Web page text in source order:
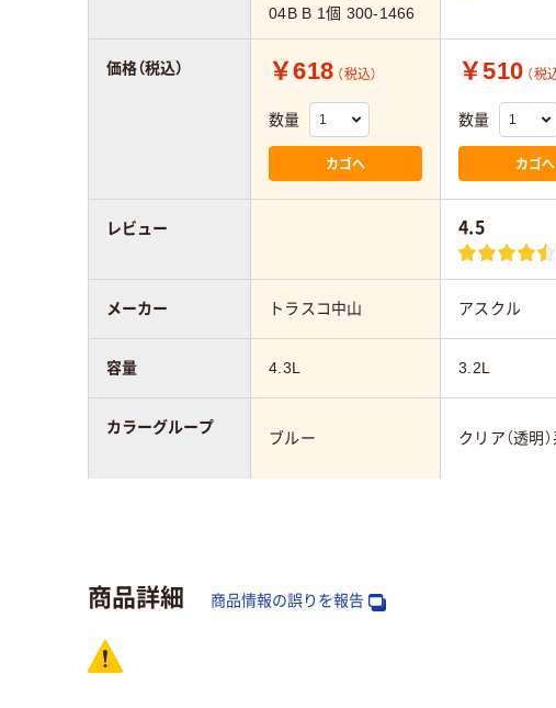
04B B 1個 300-1466
￥618 （税込）
数量
カゴへ
￥510 （税
数量
カゴへ
4.5
トラスコ中山 アスクル
4.3L 3.2L
ブルー クリア（透明
価格（税込）
レビュー
メーカー
容量
カラーグループ
商品詳細 商品情報の誤りを報告